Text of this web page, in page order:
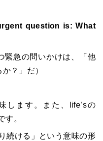
question is: What
緊急の問いかけは、「他
？」だ）
します。また、life’sの
す。
続ける」という意味の形